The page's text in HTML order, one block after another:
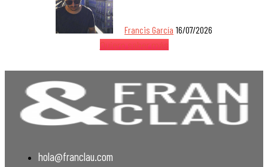
Francis García 16/07/2026
Quiero saber más
hola@franclau.com